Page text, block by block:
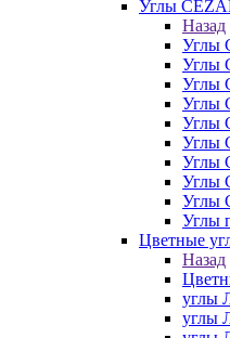
Углы
Назад
Углы
Углы
Углы
Углы
Углы
Углы
Углы
Углы
Углы
Углы
Цветные
Назад
углы
углы